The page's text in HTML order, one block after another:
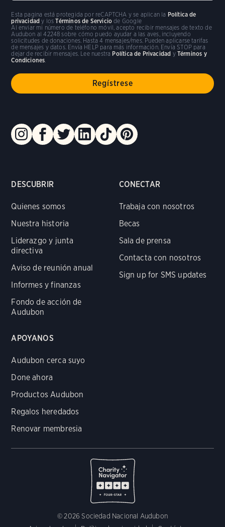
DESCUBRIR
Quienes somos
Nuestra historia
Liderazgo y junta
directiva
Aviso de reunión anual
Informes y finanzas
Fondo de acción de
Audubon
CONECTAR
Trabaja con nosotros
Becas
Sala de prensa
Contacta con nosotros
Sign up for SMS updates
APOYANOS
Audubon cerca suyo
Done ahora
Productos Audubon
Regalos heredados
Renovar membresia
© 2026 Sociedad Nacional Audubon
Al enviar mi número de teléfono móvil, acepto recibir mensajes de texto de
Audubon al 42248 sobre cómo puedo ayudar a las aves, incluyendo
solicitudes de donaciones. Hasta 4 mensajes/mes. Pueden aplicarse tarifas
de mensajes y datos. Envía HELP para más información. Envía STOP para
dejar de recibir mensajes. Lee nuestra Política de Privacidad y Términos y
Condiciones
Esta pagina está protegida por reCAPTCHA y se aplican la Política de
privacidad y losTérminos de Servicio de Google